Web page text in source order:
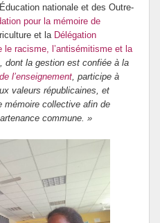
nationale et des Outre-
pour la mémoire de
et la Délégation
racisme, l’antisémitisme et la
dont la gestion est confiée à la
l’enseignement , participe à
valeurs républicaines, et
mémoire collective afin de
commune. »